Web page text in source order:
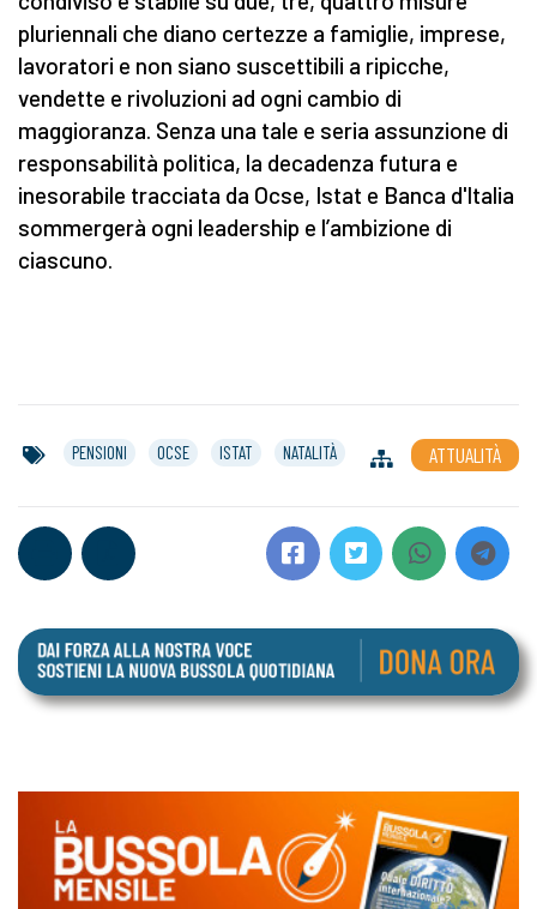
pluriennali che diano certezze a famiglie, imprese,
lavoratori e non siano suscettibili a ripicche,
vendette e rivoluzioni ad ogni cambio di
maggioranza. Senza una tale e seria assunzione di
responsabilità politica, la decadenza futura e
inesorabile tracciata da Ocse, Istat e Banca d'Italia
sommergerà ogni leadership e l’ambizione di
ciascuno.
PENSIONI OCSE ISTAT NATALITÀ ATTUALITÀ